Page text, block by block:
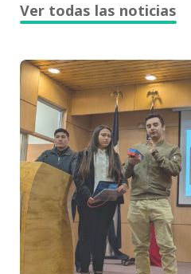
Ver todas las noticias